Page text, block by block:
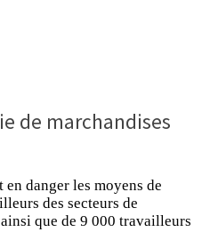
de marchandises
danger les moyens de
des secteurs de
que de 9 000 travailleurs